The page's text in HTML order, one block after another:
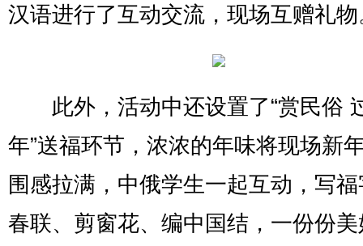
汉语进行了互动交流，现场互赠礼物
此外，活动中还设置了“赏民俗
年”送福环节，浓浓的年味将现场新
围感拉满，中俄学生一起互动，写
春联、剪窗花、编中国结，一份份